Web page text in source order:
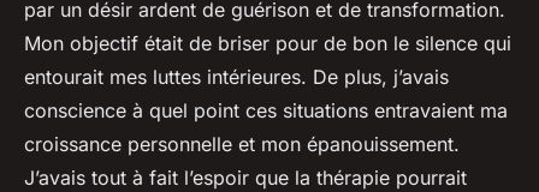
par un désir ardent de guérison et de transformation.
Mon objectif était de briser pour de bon le silence qui
entourait mes luttes intérieures. De plus, j’avais
conscience à quel point ces situations entravaient ma
croissance personnelle et mon épanouissement.
J’avais tout à fait l’espoir que la thérapie pourrait